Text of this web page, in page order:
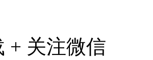
+ 关注微信